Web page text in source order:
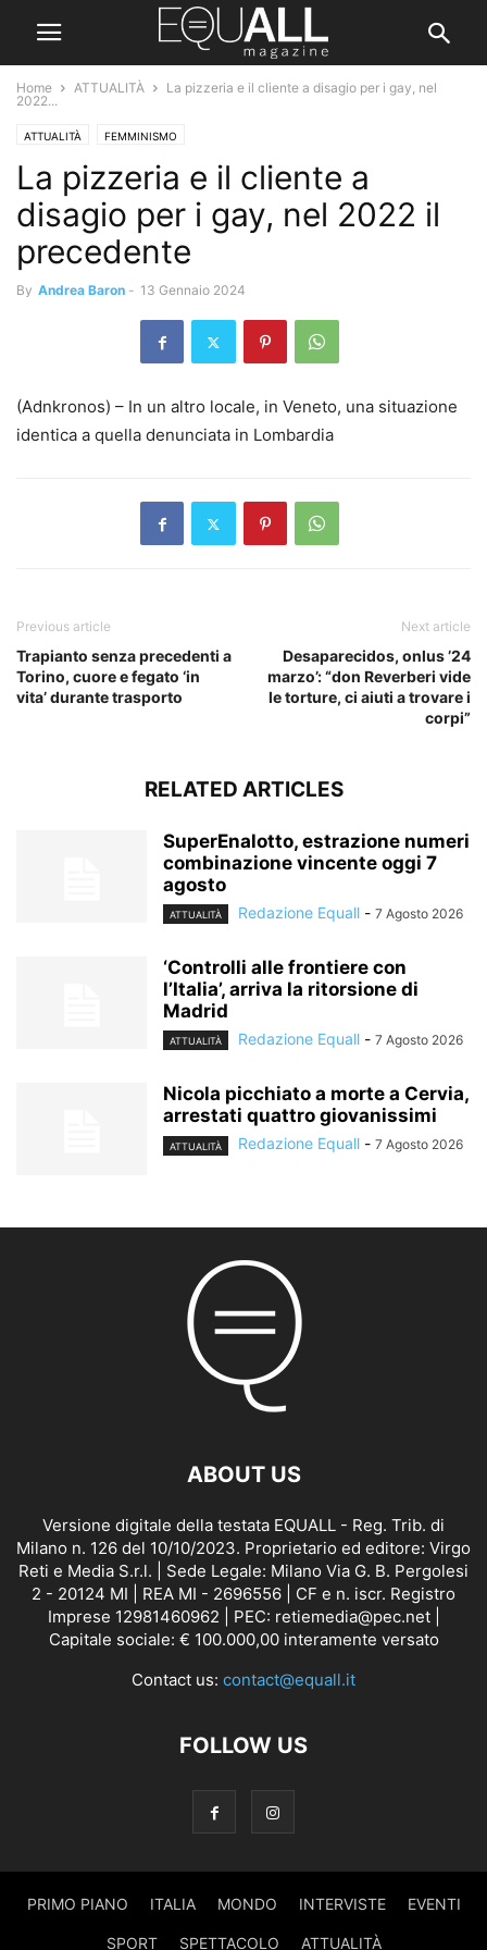
Home ATTUALITÀ
La pizzeria e il cliente a disagio per i gay, nel
2022...
ATTUALITÀ FEMMINISMO
La pizzeria e il cliente a
disagio per i gay, nel 2022 il
precedente
By Andrea Baron - 13 Gennaio 2024
(Adnkronos) – In un altro locale, in Veneto, una situazione
identica a quella denunciata in Lombardia
Previous article
Trapianto senza precedenti a
Torino, cuore e fegato ‘in
vita’ durante trasporto
Next article
Desaparecidos, onlus ’24
marzo’: “don Reverberi vide
le torture, ci aiuti a trovare i
corpi”
RELATED ARTICLES
SuperEnalotto, estrazione numeri
combinazione vincente oggi 7
agosto
ATTUALITÀ Redazione Equall - 7 Agosto 2026
‘Controlli alle frontiere con
l’Italia’, arriva la ritorsione di
Madrid
ATTUALITÀ Redazione Equall - 7 Agosto 2026
Nicola picchiato a morte a Cervia,
arrestati quattro giovanissimi
ATTUALITÀ Redazione Equall - 7 Agosto 2026
ABOUT US
Versione digitale della testata EQUALL - Reg. Trib. di
Milano n. 126 del 10/10/2023. Proprietario ed editore: Virgo
Reti e Media S.r.l. | Sede Legale: Milano Via G. B. Pergolesi
2 - 20124 MI | REA MI - 2696556 | CF e n. iscr. Registro
Imprese 12981460962 | PEC: retiemedia@pec.net |
Capitale sociale: € 100.000,00 interamente versato
Contact us: contact@equall.it
FOLLOW US
PRIMO PIANO ITALIA MONDO INTERVISTE EVENTI
SPORT SPETTACOLO ATTUALITÀ